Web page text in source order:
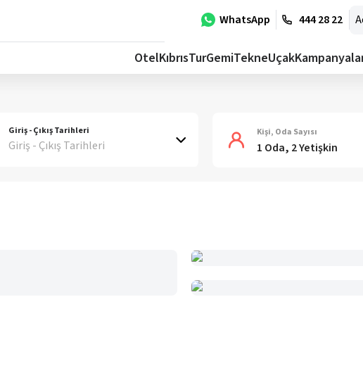
WhatsApp 444 28 22
OtelKıbrısTurGemiTekneUçak
Giriş - Çıkış Tarihleri
Giriş - Çıkış Tarihleri
Kişi, Oda Sayısı
1 Oda, 2 Yetişkin